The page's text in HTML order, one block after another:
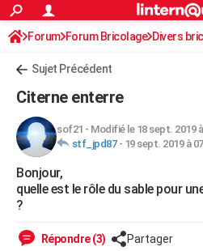
ACTUALITÉS
Politique
Société
Faits Divers
Education
Monde
Villes
+
FINANCE
Retraite
Impôts
Epargne
Immobilier
Risques naturels par ville
Banque
Assurance
Crédit
AUTO
Essais
Réserver un essai
Citadines
Berlines
SUV
Forum auto
+HIGH-TECH
Mobiles
Meilleur smartphone
Internet
Ordinateurs
Jeux vidéo
Guide high-tech
Forum
Aménagement intérieur
Extérieur
Cuisine
Salle de bains
Jardinage
Rangement
Forum Forum Bricolage Divers
Sujet Précédent
Citerne enterre
sof21 - Modifié le 18 sept. 2019
stf_jpd87- 19 sept. 2019 à
Bonjour,
quelle est le rôle du sable pour
?
Répondre (3) Partager